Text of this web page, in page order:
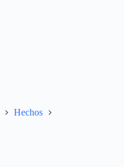
Hechos